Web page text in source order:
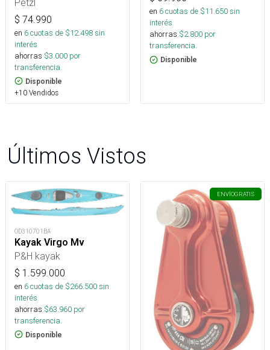
$ 74.990
en 6cuotas de $12.498sin
interés
ahorras $3.000 por
transferencia.
Disponible
+10 Vendidos
en 6cuotas de $11.650sin
interés
ahorras $2.800 por
transferencia.
Disponible
Últimos Vistos
OD310701BA
Kayak Virgo Mv
P&H kayak
$ 1.599.000
en 6cuotas de $266.500sin
interés
ahorras $63.960 por
transferencia.
Disponible
ENVÍOGRATIS